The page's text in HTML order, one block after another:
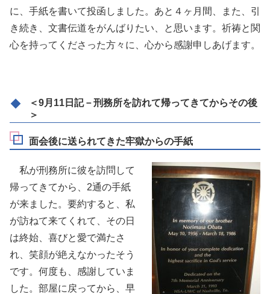
に、手紙を書いて投函しました。あと４ヶ月間、また、引
き続き、文書伝道をがんばりたい、と思います。祈祷と関
心を持ってくださった方々に、心から感謝申しあげます。
＜9月11日記－刑務所を訪れて帰ってきてからその後
＞
面会後に送られてきた牢獄からの手紙
私が刑務所に彼を訪問して
帰ってきてから、2通の手紙
が来ました。要約すると、私
が訪ねて来てくれて、その日
は終始、喜びと愛で満たさ
れ、笑顔が絶えなかったそう
です。何度も、感謝していま
した。部屋に戻ってから、早